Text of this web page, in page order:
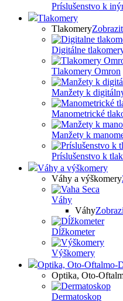
Príslušenstvo k
Tlakomery
Tlakomery
Digitálne
Tlakomery Omron
Manžety k
Manometrické
Manžety k
Príslušenstvo k
Váhy a výškomery
Váhy a výškomery
Váhy
Váhy
Dĺžkometer
Výškomery
Optika, Oto-Oftalmo-
Optika, Oto-
Dermatoskop